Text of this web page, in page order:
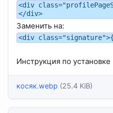
<div
</div>
Заменить на:
<div
Инструкция по установке
косяк.webp (25.4 KiB)